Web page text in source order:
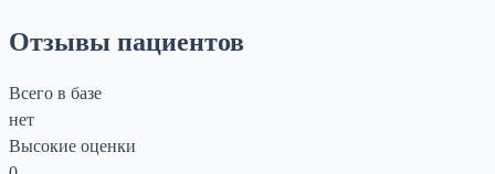
Отзывы пациентов
Всего в базе
нет
Высокие оценки